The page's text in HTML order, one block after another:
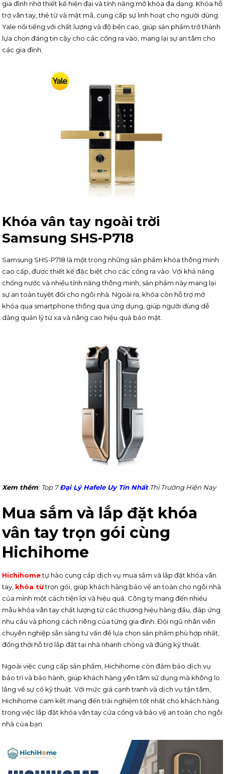
gia đình nhờ thiết kế hiện đại và tính năng mở khóa đa dạng. Khóa hỗ
trợ vân tay, thẻ từ và mật mã, cung cấp sự linh hoạt cho người dùng.
Yale nổi tiếng với chất lượng và độ bền cao, giúp sản phẩm trở thành
lựa chọn đáng tin cậy cho các cổng ra vào, mang lại sự an tâm cho
các gia đình.
Khóa vân tay ngoài trời
Samsung SHS-P718
Samsung SHS-P718 là một trong những sản phẩm khóa thông minh
cao cấp, được thiết kế đặc biệt cho các cổng ra vào. Với khả năng
chống nước và nhiều tính năng thông minh, sản phẩm này mang lại
sự an toàn tuyệt đối cho ngôi nhà. Ngoài ra, khóa còn hỗ trợ mở
khóa qua smartphone thông qua ứng dụng, giúp người dùng dễ
dàng quản lý từ xa và nâng cao hiệu quả bảo mật.
Xem thêm: Top 7Đại Lý Hafele Uy Tín NhấtThị Trường Hiện Nay
Mua sắm và lắp đặt khóa
vân tay trọn gói cùng
Hichihome
Hichihometự hào cung cấp dịch vụ mua sắm và lắp đặt khóa vân
tay, khóa từtrọn gói, giúp khách hàng bảo vệ an toàn cho ngôi nhà
của mình một cách tiện lợi và hiệu quả. Công ty mang đến nhiều
mẫu khóa vân tay chất lượng từ các thương hiệu hàng đầu, đáp ứng
nhu cầu và phong cách riêng của từng gia đình. Đội ngũ nhân viên
chuyên nghiệp sẵn sàng tư vấn để lựa chọn sản phẩm phù hợp nhất,
đồng thời hỗ trợ lắp đặt tại nhà nhanh chóng và đúng kỹ thuật.
Ngoài việc cung cấp sản phẩm, Hichihome còn đảm bảo dịch vụ
bảo trì và bảo hành, giúp khách hàng yên tâm sử dụng mà không lo
lắng về sự cố kỹ thuật. Với mức giá cạnh tranh và dịch vụ tận tâm,
Hichihome cam kết mang đến trải nghiệm tốt nhất cho khách hàng
trong việc lắp đặt khóa vân tay cửa cổng và bảo vệ an toàn cho ngôi
nhà của bạn.